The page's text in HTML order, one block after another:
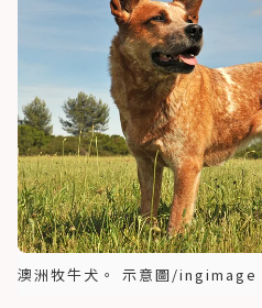
澳洲牧牛犬。 示意圖/ingimage